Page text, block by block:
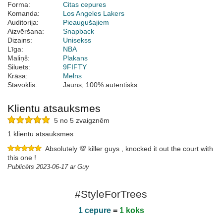
Forma:
Citas cepures
Komanda:
Los Angeles Lakers
Auditorija:
Pieaugušajiem
Aizvēršana:
Snapback
Dizains:
Unisekss
Līga:
NBA
Maliņš:
Plakans
Siluets:
9FIFTY
Krāsa:
Melns
Stāvoklis:
Jauns; 100% autentisks
Klientu atsauksmes
5 no 5 zvaigznēm
1 klientu atsauksmes
Absolutely 💯 killer guys , knocked it out the court with
this one !
Publicēts 2023-06-17 ar Guy
#StyleForTrees
1 cepure= 1 koks